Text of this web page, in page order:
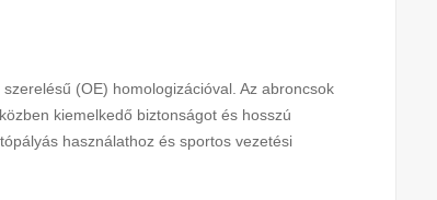
(OE) homologizációval. Az abroncsok
kiemelkedő biztonságot és hosszú
használathoz és sportos vezetési